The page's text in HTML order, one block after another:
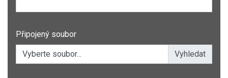
Připojený soubor
Vyberte soubor...